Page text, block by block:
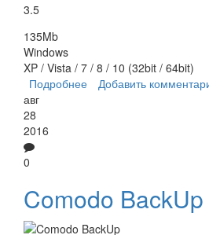
3.5
135Mb
Windows
XP / Vista / 7 / 8 / 10 (32bit / 64bit)
Подробнее о Paragon Backup &
Добавить
авг
28
2016
0
Comodo